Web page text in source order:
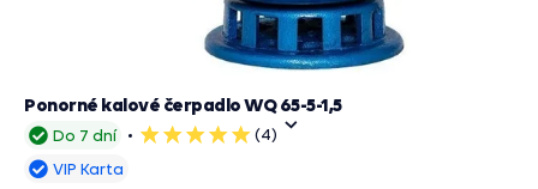
Do 7 dní
5
(4)
Ponorné kalové čerpadlo WQ 65-5-1,5
VIP Karta